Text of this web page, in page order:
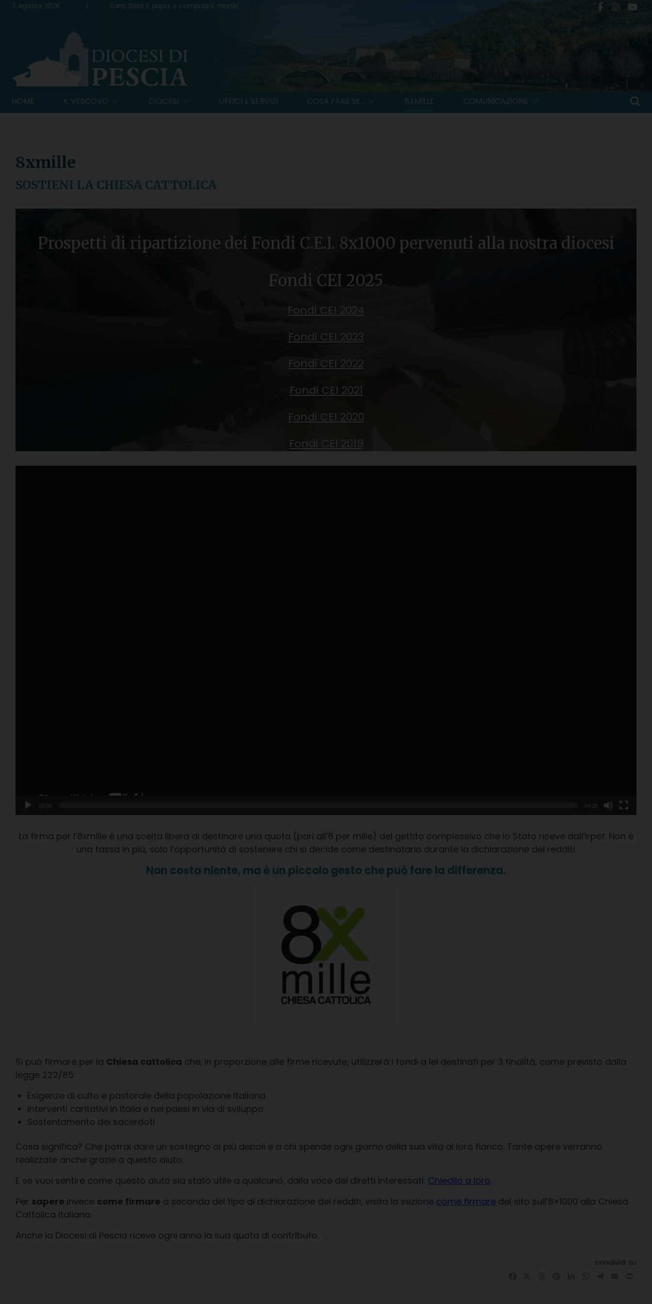
Skip7 Agosto 2026 Santi Sisto II, papa, e compagni, martiri
HOME IL VESCOVO DIOCESI UFFICI E SERVIZI COSA FARE SE... 8XMILLE COMUNICAZIONE
8xmille
SOSTIENI LA CHIESA CATTOLICA
Prospetti di ripartizione dei Fondi C.E.I. 8x1000 pervenuti alla nostra diocesi
Fondi CEI 2025
Fondi CEI 2024
Fondi CEI 2023
Fondi CEI 2022
Fondi CEI 2021
Fondi CEI 2020
Fondi CEI 2019
Fondi CEI 2018
00:00 04:29
La firma per l’8xmille è una scelta libera di destinare una quota (pari all’8 per mille) del gettito complessivo che lo Stato riceve dall’Irpef. Non è
una tassa in più, solo l’opportunità di sostenere chi si decide come destinatario durante la dichiarazione dei redditi.
Non costa niente, ma è un piccolo gesto che può fare la differenza.
Si può firmare per la Chiesa cattolica che, in proporzione alle firme ricevute, utilizzerà i fondi a lei destinati per 3 finalità, come previsto dalla
legge 222/85:
Esigenze di culto e pastorale della popolazione Italiana
Interventi caritativi in Italia e nei paesi in via di sviluppo
Sostentamento dei sacerdoti
Cosa significa? Che potrai dare un sostegno ai più deboli e a chi spende ogni giorno della sua vita al loro fianco. Tante opere verranno
realizzate anche grazie a questo aiuto.
E se vuoi sentire come questo aiuto sia stato utile a qualcuno, dalla voce dei diretti interessati: Chiedilo a loro.
Per sapere invece come firmare a seconda del tipo di dichiarazione dei redditi, visita la sezione come firmare del sito sull’8×1000 alla Chiesa
Cattolica Italiana.
Anche la Diocesi di Pescia riceve ogni anno la sua quota di contributo.
condividi su